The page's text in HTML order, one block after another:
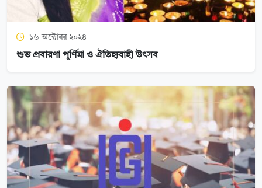
১৬ অক্টোবর ২০২৪
শুভ প্রবারণা পূর্ণিমা ও ঐতিহ্যবাহী উৎসব